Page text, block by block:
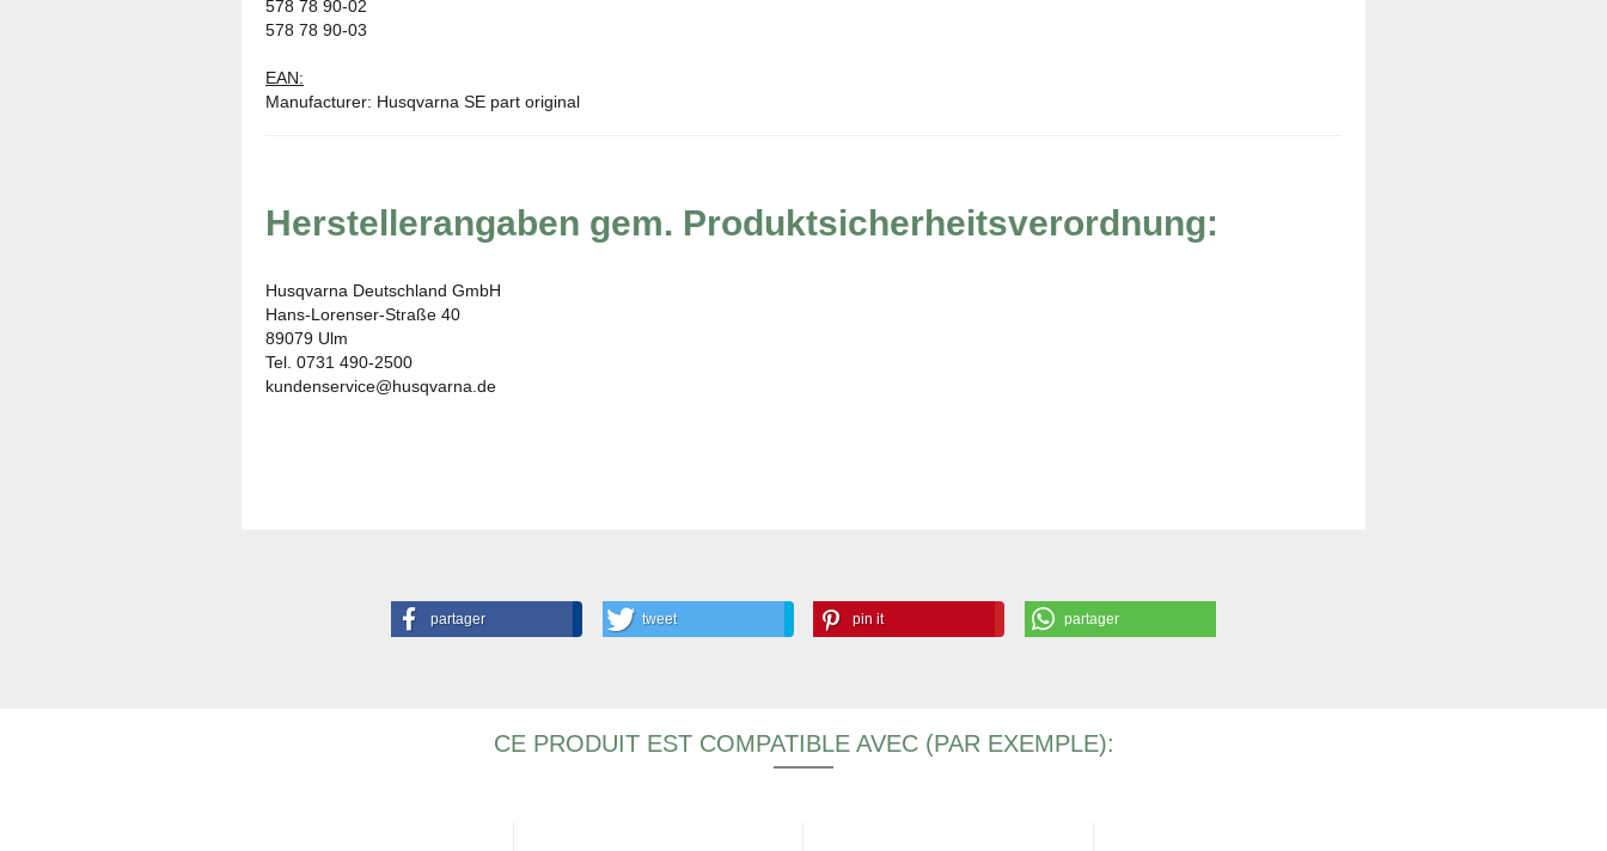
578 78 90-02
578 78 90-03
EAN:
Manufacturer: Husqvarna SE part original
Herstellerangaben gem. Produktsicherheitsverordnung:
Husqvarna Deutschland GmbH
Hans-Lorenser-Straße 40
89079 Ulm
Tel. 0731 490-2500
kundenservice@husqvarna.de
partager tweet pin it partager
CE PRODUIT EST COMPATIBLE AVEC (PAR EXEMPLE):